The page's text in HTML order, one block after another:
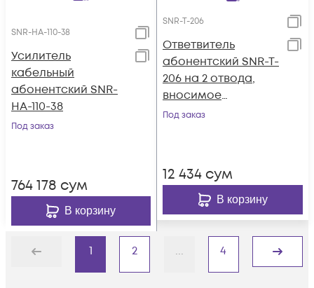
SNR-HA-110-38
Усилитель
кабельный
абонентский SNR-
HA-110-38
Под заказ
764 178 сум
В корзину
SNR-T-206
Ответвитель
абонентский SNR-T-
206 на 2 отвода,
вносимое
затухание IN-TAP
Под заказ
12 434 сум
В корзину
Назад
1 2 ... 4
Дальше